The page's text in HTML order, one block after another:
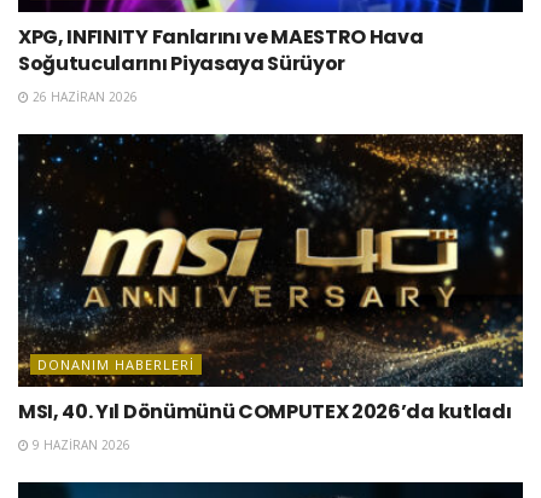
XPG, INFINITY Fanlarını ve MAESTRO Hava
Soğutucularını Piyasaya Sürüyor
26 HAZIRAN 2026
DONANIM HABERLERI
MSI, 40. Yıl Dönümünü COMPUTEX 2026’da kutladı
9 HAZIRAN 2026